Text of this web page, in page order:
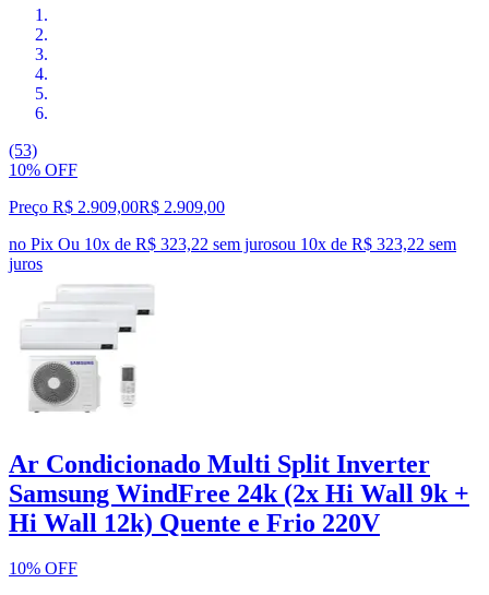
(53)
10% OFF
Preço R$ 2.909,00R$ 2.909,00
no Pix Ou 10x de R$ 323,22 sem jurosou 10x de R$ 323,22 sem
juros
Ar Condicionado Multi Split Inverter
Samsung WindFree 24k (2x Hi Wall 9k +
Hi Wall 12k) Quente e Frio 220V
10% OFF